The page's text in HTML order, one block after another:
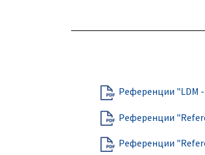
Референции "LDM
Референции
Референции